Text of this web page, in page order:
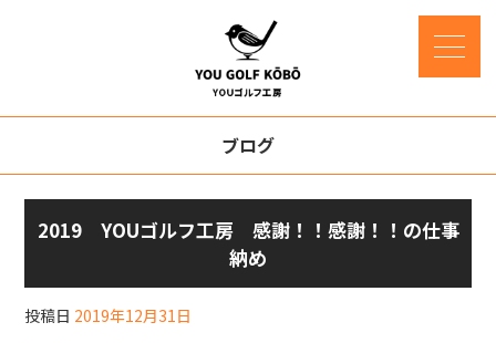
ブログ
2019 YOUゴルフ工房 感謝！！感謝！！の仕事
納め
投稿日 2019年12月31日